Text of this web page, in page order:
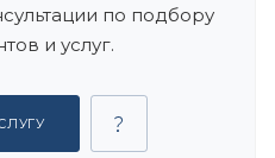
по подбору
и услуг.